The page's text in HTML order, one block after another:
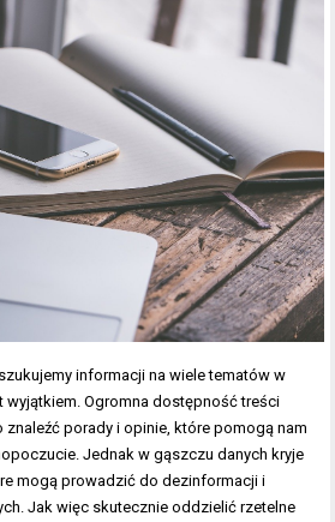
informacji na wiele tematów w
wyjątkiem. Ogromna dostępność treści
znaleźć porady i opinie, które pomogą nam
Jednak w gąszczu danych kryje
mogą prowadzić do dezinformacji i
Jak więc skutecznie oddzielić rzetelne